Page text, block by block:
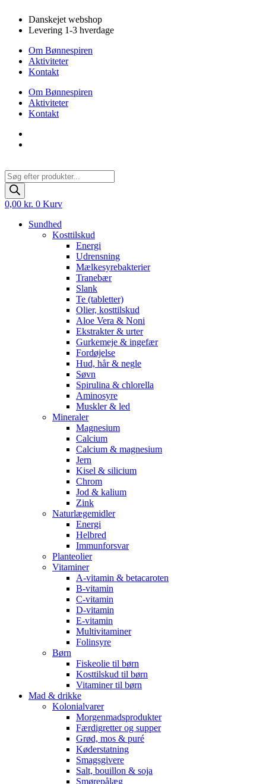
indhold
Danskejet webshop
Levering 1-3 hverdage
Om Bønnespiren
Aktiviteter
Kontakt
Om Bønnespiren
Aktiviteter
Kontakt
Products
search
0,00 kr. 0 Kurv
Sundhed
Kosttilskud
Energi
Udrensning
Mælkesyrebakterier
Tranebær
Slank
Te (tabletter)
Olier, kosttilskud
Aloe Vera & Noni
Ekstrakter & urter
Gurkemeje & ingefær
Fordøjelse
Hud, hår & negle
Søvn
Spirulina & chlorella
Aminosyre
Muskler & led
Mineraler
Magnesium
Calcium
Calcium & magnesium
Jern
Kisel & silicium
Chrom
Jod & kalium
Zink
Naturlægemidler
Energi
Helbred
Immunforsvar
Planteolier
Vitaminer
A-vitamin & betacaroten
B-vitamin
C-vitamin
D-vitamin
E-vitamin
Multivitaminer
Folinsyre
Børn
Fiskeolie til børn
Kosttilskud til børn
Vitaminer til børn
Mad & drikke
Kolonialvarer
Morgenmadsprodukter
Færdigretter og supper
Grød, mos & puré
Køderstatning
Smagsgivere
Salt, bouillon & soja
Smørepålæg